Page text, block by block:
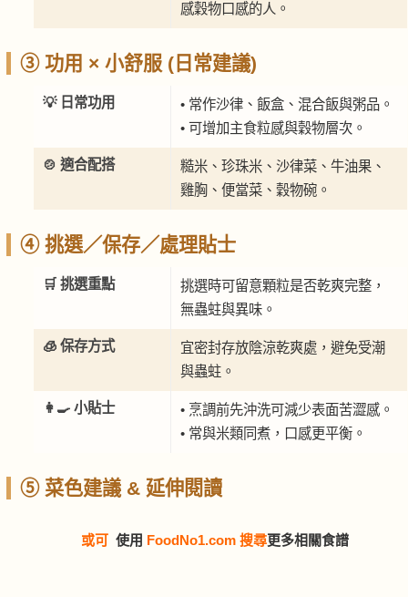
感穀物口感的人。
③ 功用 × 小舒服 (日常建議)
💡 日常功用
• 常作沙律、飯盒、混合飯與粥品。
• 可增加主食粒感與穀物層次。
🍲 適合配搭
糙米、珍珠米、沙律菜、牛油果、
雞胸、便當菜、穀物碗。
④ 挑選／保存／處理貼士
🛒 挑選重點
挑選時可留意顆粒是否乾爽完整，
無蟲蛀與異味。
🧊 保存方式
宜密封存放陰涼乾爽處，避免受潮
與蟲蛀。
👩‍🍳 小貼士
• 烹調前先沖洗可減少表面苦澀感。
• 常與米類同煮，口感更平衡。
⑤ 菜色建議 & 延伸閱讀
或可 使用 FoodNo1.com 搜尋更多相關食譜